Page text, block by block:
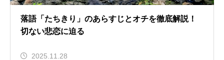
落語「たちきり」のあらすじとオチを徹底解説！
切ない悲恋に迫る
2025.11.28